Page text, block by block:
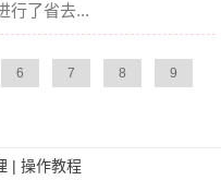
行了省去...
6 7 8 9
| 操作教程